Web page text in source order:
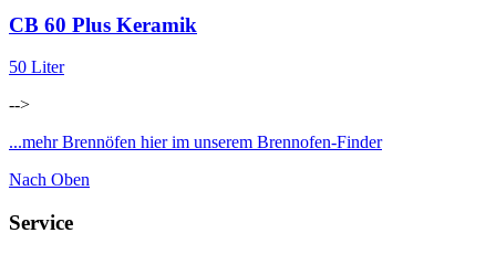
CB 60 Plus Keramik
50 Liter
-->
...mehr Brennöfen hier im unserem Brennofen-Finder
Nach Oben
Service